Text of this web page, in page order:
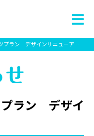
ラン デザインリニューアル！
プラン デザイ